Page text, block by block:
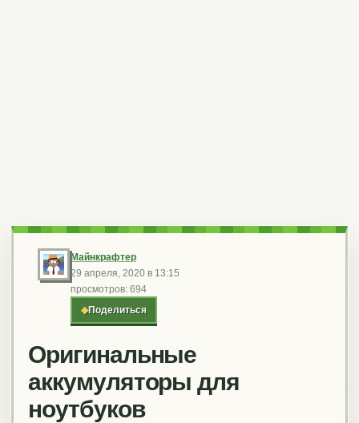
Майнкрафтер
29 апреля, 2020 в 13:15
просмотров: 694
◆Поделиться
Оригинальные
аккумуляторы для
ноутбуков